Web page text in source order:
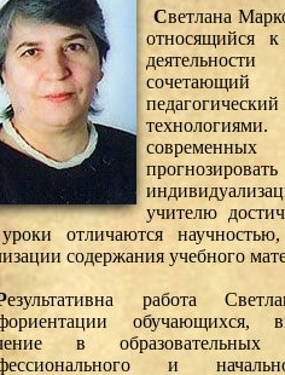
Светлана
относящийся к
учителю
отличаются
содержания учебного
езультативна работа
обучающихся,
в образовательных
и